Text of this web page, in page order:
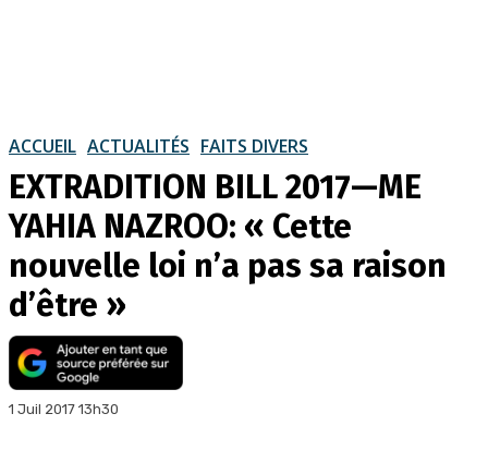
ACCUEIL ACTUALITÉS FAITS DIVERS
EXTRADITION BILL 2017—ME
YAHIA NAZROO: « Cette
nouvelle loi n’a pas sa raison
d’être »
1 Juil 2017 13h30